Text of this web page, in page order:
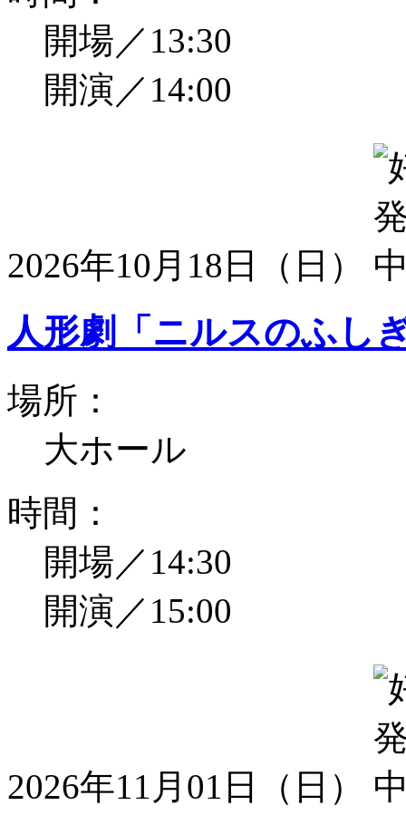
開場／13:30
開演／14:00
2026年10月18日（日）
人形劇「ニルスのふし
場所：
大ホール
時間：
開場／14:30
開演／15:00
2026年11月01日（日）